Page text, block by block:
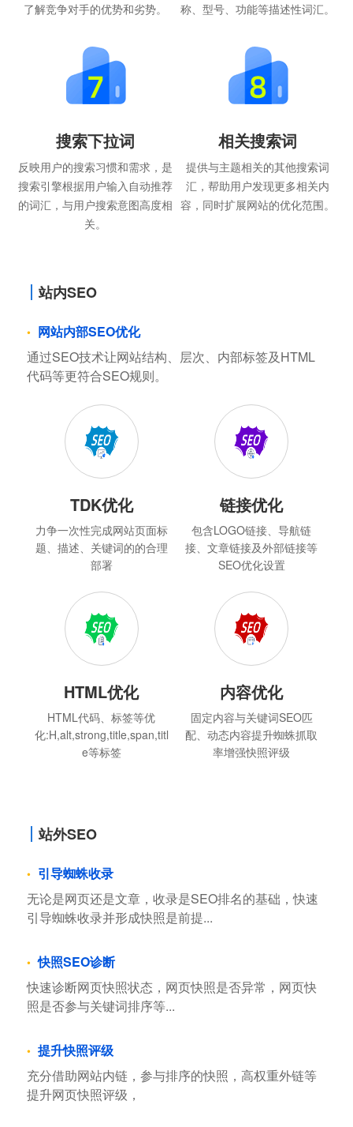
了解竞争对手的优势和劣势。
称、型号、功能等描述性词汇。
搜索下拉词
反映用户的搜索习惯和需求，是
搜索引擎根据用户输入自动推荐
的词汇，与用户搜索意图高度相
关。
相关搜索词
提供与主题相关的其他搜索词
汇，帮助用户发现更多相关内
容，同时扩展网站的优化范围。
站内SEO
网站内部SEO优化
通过SEO技术让网站结构、层次、内部标签及HTML
代码等更符合SEO规则。
TDK优化
力争一次性完成网站页面标
题、描述、关键词的的合理
部署
链接优化
包含LOGO链接、导航链
接、文章链接及外部链接等
SEO优化设置
HTML优化
HTML代码、标签等优
化:H,alt,strong,title,span,titl
e等标签
内容优化
固定内容与关键词SEO匹
配、动态内容提升蜘蛛抓取
率增强快照评级
站外SEO
引导蜘蛛收录
无论是网页还是文章，收录是SEO排名的基础，快速
引导蜘蛛收录并形成快照是前提...
快照SEO诊断
快速诊断网页快照状态，网页快照是否异常，网页快
照是否参与关键词排序等...
提升快照评级
充分借助网站内链，参与排序的快照，高权重外链等
提升网页快照评级，